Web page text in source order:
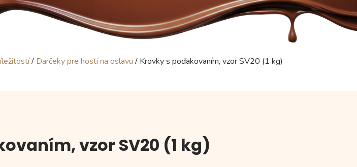
/ Darčeky pre hostí na oslavu / Krovky s poďakovaním, vzor SV20 (1 kg)
vzor SV20 (1 kg)